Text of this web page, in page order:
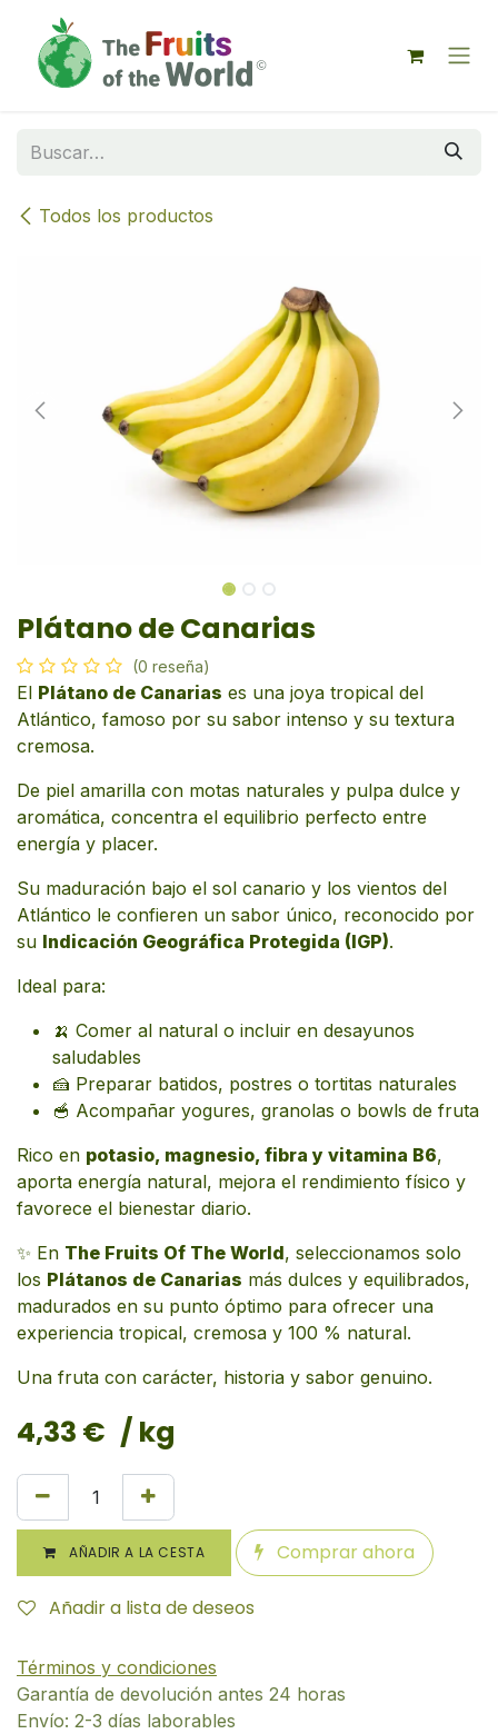
Todos los productos
Plátano de Canarias
(0 reseña)
El Plátano de Canarias es una joya tropical del
Atlántico, famoso por su sabor intenso y su textura
cremosa.
De piel amarilla con motas naturales y pulpa dulce y
aromática, concentra el equilibrio perfecto entre
energía y placer.
Su maduración bajo el sol canario y los vientos del
Atlántico le confieren un sabor único, reconocido por
su Indicación Geográfica Protegida (IGP).
Ideal para:
🍌 Comer al natural o incluir en desayunos
saludables
🍰 Preparar batidos, postres o tortitas naturales
🥣 Acompañar yogures, granolas o bowls de fruta
Rico en potasio, magnesio, fibra y vitamina B6,
aporta energía natural, mejora el rendimiento físico y
favorece el bienestar diario.
✨ En The Fruits Of The World, seleccionamos solo
los Plátanos de Canarias más dulces y equilibrados,
madurados en su punto óptimo para ofrecer una
experiencia tropical, cremosa y 100 % natural.
Una fruta con carácter, historia y sabor genuino.
4,33 € / kg
AÑADIR A LA CESTA Comprar ahora
Añadir a lista de deseos
Términos y condiciones
Garantía de devolución antes 24 horas
Envío: 2-3 días laborables